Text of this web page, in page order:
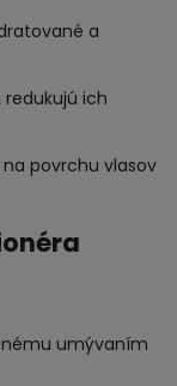
a
redukujú ich
povrchu vlasov
umývaním